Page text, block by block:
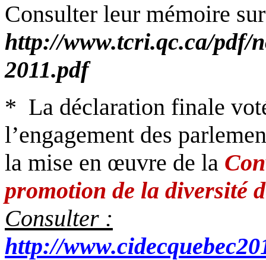
Consulter leur mémoire
http://www.tcri.qc.ca/pdf/
2011.pdf
* La déclaration finale
l’engagement des
la mise en œuvre de la
promotion de la diversité
Consulter :
http://